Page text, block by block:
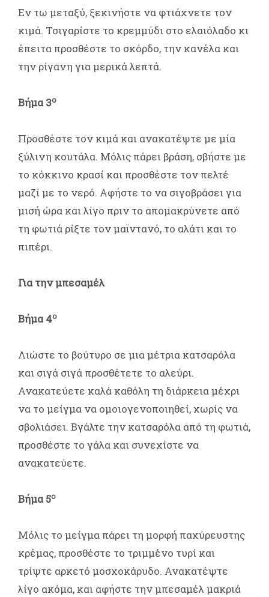
Εν τω μεταξύ, ξεκινήστε να φτιάχνετε τον
κιμά. Τσιγαρίστε το κρεμμύδι στο ελαιόλαδο κι
έπειτα προσθέστε το σκόρδο, την κανέλα και
την ρίγανη για μερικά λεπτά.
Βήμα 3ο
Προσθέστε τον κιμά και ανακατέψτε με μία
ξύλινη κουτάλα. Μόλις πάρει βράση, σβήστε με
το κόκκινο κρασί και προσθέστε τον πελτέ
μαζί με το νερό. Αφήστε το να σιγοβράσει για
μισή ώρα και λίγο πριν το απομακρύνετε από
τη φωτιά ρίξτε τον μαϊντανό, το αλάτι και το
πιπέρι.
Για την μπεσαμέλ
Βήμα 4ο
Λιώστε το βούτυρο σε μια μέτρια κατσαρόλα
και σιγά σιγά προσθέτετε το αλεύρι.
Ανακατεύετε καλά καθόλη τη διάρκεια μέχρι
να το μείγμα να ομοιογενοποιηθεί, χωρίς να
σβολιάσει. Βγάλτε την κατσαρόλα από τη φωτιά,
προσθέστε το γάλα και συνεχίστε να
ανακατεύετε.
Βήμα 5ο
Μόλις το μείγμα πάρει τη μορφή παχύρευστης
κρέμας, προσθέστε το τριμμένο τυρί και
τρίψτε αρκετό μοσχοκάρυδο. Ανακατέψτε
λίγο ακόμα, και αφήστε την μπεσαμέλ μακριά